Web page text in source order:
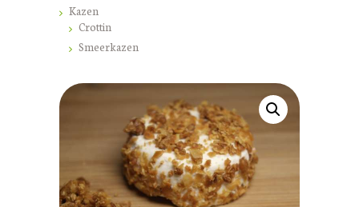
ONS BEDRIJF
BOEK NU
PRODUCTIEPROCES
HOEVEPRODUCTEN
Kazen
Crottin
Smeerkazen